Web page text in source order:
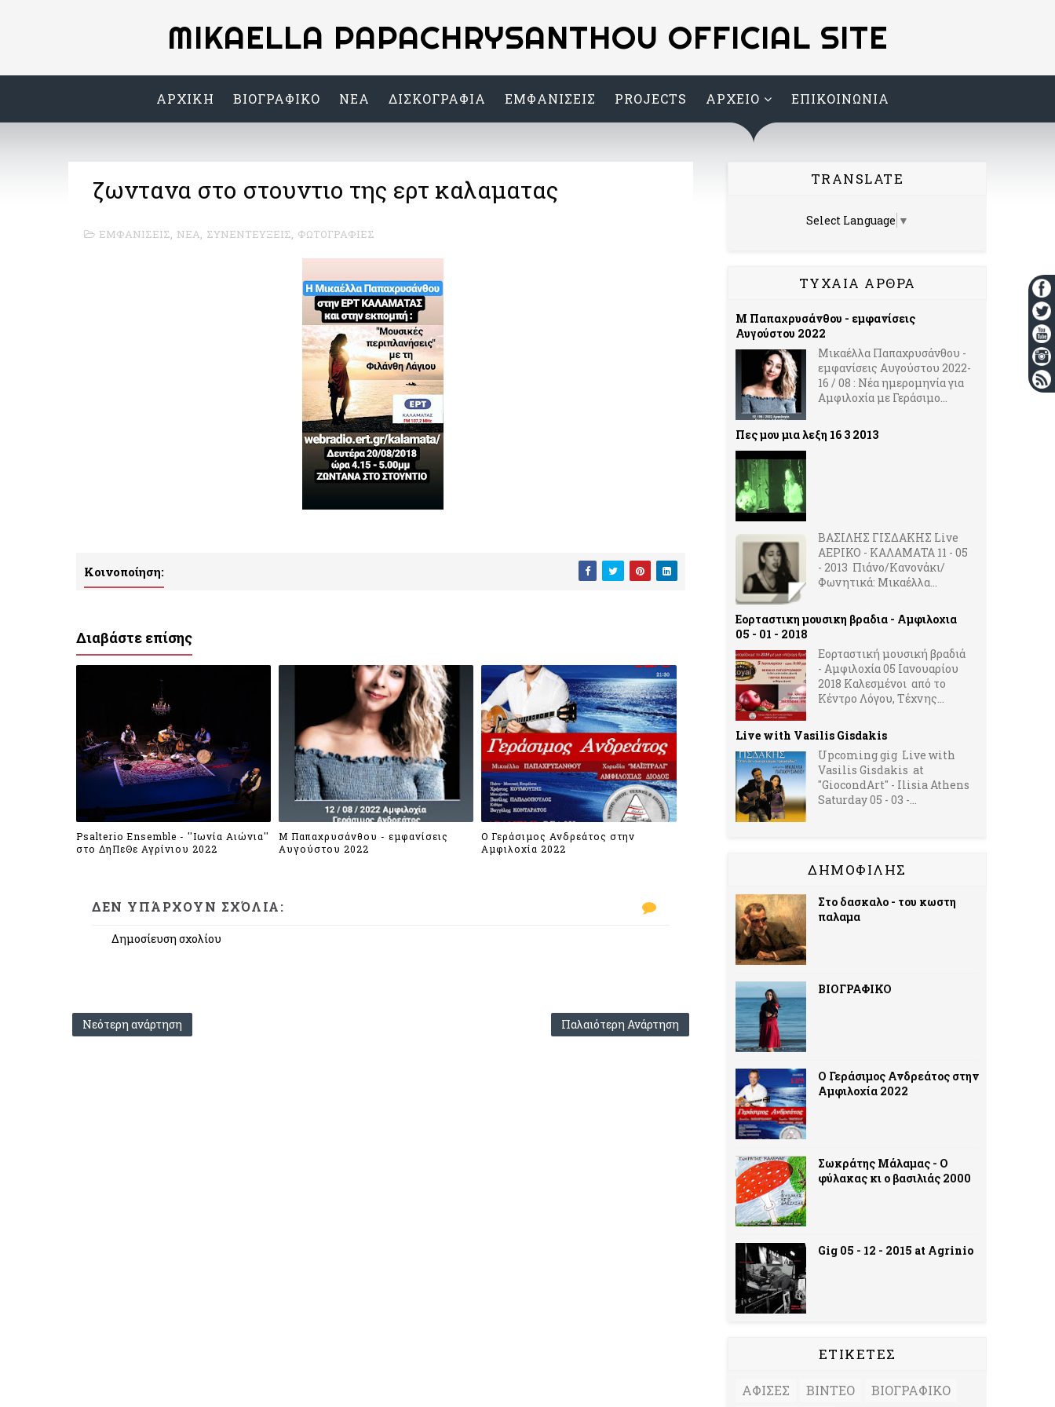
MIKAELLA PAPACHRYSANTHOU OFFICIAL SITE
ΑΡΧΙΚΗ ΒΙΟΓΡΑΦΙΚΟ ΝΕΑ ΔΙΣΚΟΓΡΑΦΙΑ ΕΜΦΑΝΙΣΕΙΣ PROJECTS ΑΡΧΕΙΟ ΕΠΙΚΟΙΝΩΝΙΑ
ζωντανα στο στουντιο της ερτ καλαματας
ΕΜΦΑΝΙΣΕΙΣ, ΝΕΑ, ΣΥΝΕΝΤΕΥΞΕΙΣ, ΦΩΤΟΓΡΑΦΙΕΣ
Κοινοποίηση:
Διαβάστε επίσης
Psalterio Ensemble - ''Ιωνία Αιώνια''
στο ΔηΠεΘε Αγρίνιου 2022
Μ Παπαχρυσάνθου - εμφανίσεις
Αυγούστου 2022
Ο Γεράσιμος Ανδρεάτος στην
Αμφιλοχία 2022
ΔΕΝ ΥΠΆΡΧΟΥΝ ΣΧΌΛΙΑ:
Δημοσίευση σχολίου
Νεότερη ανάρτηση Παλαιότερη Ανάρτηση
TRANSLATE
Select Language ▼
ΤΥΧΑΙΑ ΑΡΘΡΑ
Μ Παπαχρυσάνθου - εμφανίσεις
Αυγούστου 2022
Μικαέλλα Παπαχρυσάνθου -
εμφανίσεις Αυγούστου 2022-
16 / 08 : Νέα ημερομηνία για
Αμφιλοχία με Γεράσιμο...
Πες μου μια λεξη 16 3 2013
ΒΑΣΙΛΗΣ ΓΙΣΔΑΚΗΣ Live
ΑΕΡΙΚΟ - ΚΑΛΑΜΑΤΑ 11 - 05
- 2013 Πιάνο/Κανονάκι/
Φωνητικά: Μικαέλλα...
Εορταστικη μουσικη βραδια - Αμφιλοχια
05 - 01 - 2018
Εορταστική μουσική βραδιά
- Αμφιλοχία 05 Ιανουαρίου
2018 Καλεσμένοι από το
Κέντρο Λόγου, Τέχνης...
Live with Vasilis Gisdakis
Upcoming gig Live with
Vasilis Gisdakis at
''GiocondArt'' - Ilisia Athens
Saturday 05 - 03 -...
ΔΗΜΟΦΙΛΗΣ
Στο δασκαλο - του κωστη
παλαμα
ΒΙΟΓΡΑΦΙΚΟ
Ο Γεράσιμος Ανδρεάτος στην
Αμφιλοχία 2022
Σωκράτης Μάλαμας - Ο
φύλακας κι ο βασιλιάς 2000
Gig 05 - 12 - 2015 at Agrinio
ΕΤΙΚΕΤΕΣ
ΑΦΙΣΕΣ ΒΙΝΤΕΟ ΒΙΟΓΡΑΦΙΚΟ